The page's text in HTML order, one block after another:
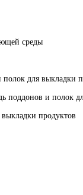
среды
для выкладки
поддонов и полок
продуктов